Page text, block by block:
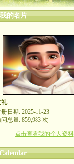
我的名片
礼
册日期: 2025-11-23
问总量: 859,983 次
点击查看我的个人资料